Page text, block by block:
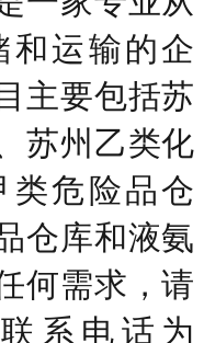
运输的企
主要包括苏
苏州乙类化
危险品仓
仓库和液氨
何需求，请
系电话为